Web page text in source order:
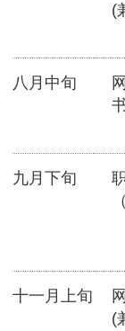
(
八月中旬
九月下旬
十一月上旬
(